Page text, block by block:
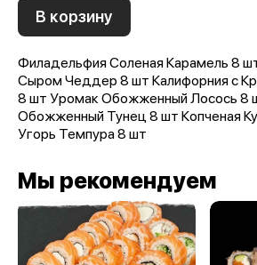
В корзину
Филадельфия Соленая Карамель 8
Сыром Чеддер 8 шт Калифорния с
8 шт Уромак Обожженный Лосось 8
Обожженный Тунец 8 шт Копченая
Угорь Темпура 8 шт
Мы рекомендуем